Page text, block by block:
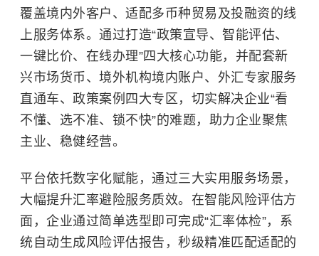
覆盖境内外客户、适配多币种贸易及投融资的线
上服务体系。通过打造“政策宣导、智能评估、
一键比价、在线办理”四大核心功能，并配套新
兴市场货币、境外机构境内账户、外汇专家服务
直通车、政策案例四大专区，切实解决企业“看
不懂、选不准、锁不快”的难题，助力企业聚焦
主业、稳健经营。
平台依托数字化赋能，通过三大实用服务场景，
大幅提升汇率避险服务质效。在智能风险评估方
面，企业通过简单选型即可完成“汇率体检”，系
统自动生成风险评估报告，秒级精准匹配适配的